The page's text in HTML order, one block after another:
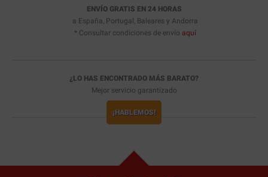
ENVÍO GRATIS EN 24 HORAS
a España, Portugal, Baleares y Andorra
* Consultar condiciones de envío aquí
¿LO HAS ENCONTRADO MÁS BARATO?
Mejor servicio garantizado
¡HABLEMOS!